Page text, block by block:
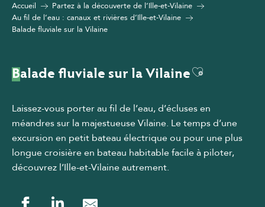
Accueil
Partez à la découverte de l’Ille-et-Vilaine
Au fil de l’eau : canaux et rivières d’Ille-et-Vilaine
Balade fluviale sur la Vilaine
Balade fluviale sur la VilaineAjouter
Laissez-vous porter au fil de l’eau, d’écluses en
méandres sur la majestueuse Vilaine. Le temps d’une
excursion en petit bateau électrique ou pour une plus
longue croisière en bateau habitable facile à piloter,
découvrez l’Ille-et-Vilaine autrement.